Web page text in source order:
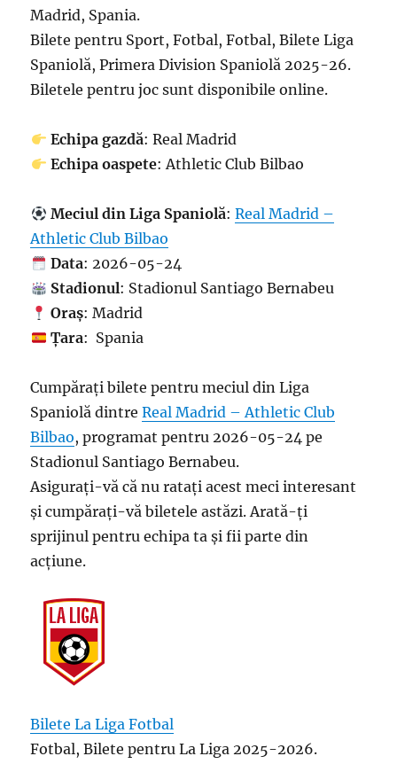
Madrid, Spania.
Bilete pentru Sport, Fotbal, Fotbal, Bilete Liga
Spaniolă, Primera Division Spaniolă 2025-26.
Biletele pentru joc sunt disponibile online.
Echipa gazdă: Real Madrid
Echipa oaspete: Athletic Club Bilbao
Meciul din Liga Spaniolă: Real Madrid –
Athletic Club Bilbao
Data: 2026-05-24
Stadionul: Stadionul Santiago Bernabeu
Oraș: Madrid
Țara: Spania
Cumpărați bilete pentru meciul din Liga
Spaniolă dintreReal Madrid – Athletic Club
Bilbao, programat pentru 2026-05-24 pe
Stadionul Santiago Bernabeu.
Asigurați-vă că nu ratați acest meci interesant
și cumpărați-vă biletele astăzi. Arată-ți
sprijinul pentru echipa ta și fii parte din
acțiune.
Bilete La Liga Fotbal
Fotbal, Bilete pentru La Liga 2025-2026.